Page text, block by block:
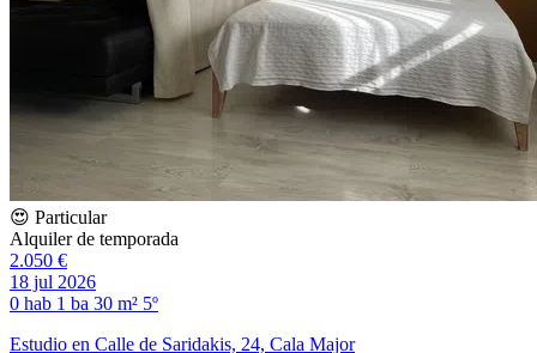
😍 Particular
Alquiler de temporada
2.050 €
18 jul 2026
0 hab 1 ba 30 m² 5º
Estudio en Calle de Saridakis, 24, Cala Major